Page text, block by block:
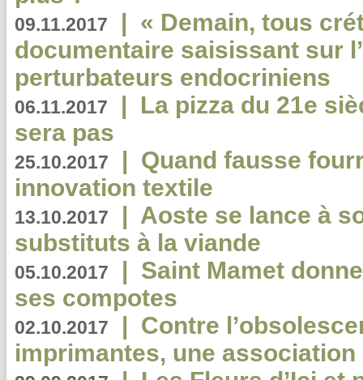
09.11.2017 | « Demain, tous
documentaire saisissant sur
perturbateurs endocriniens
06.11.2017 | La pizza du 21e
sera pas
25.10.2017 | Quand fausse
innovation textile
13.10.2017 | Aoste se lance à
substituts à la viande
05.10.2017 | Saint Mamet
ses compotes
02.10.2017 | Contre
imprimantes, une